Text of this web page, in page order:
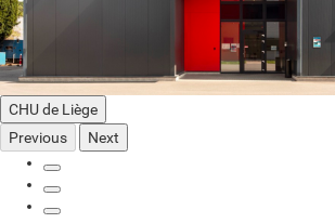
CHU de Liège
Previous
Next